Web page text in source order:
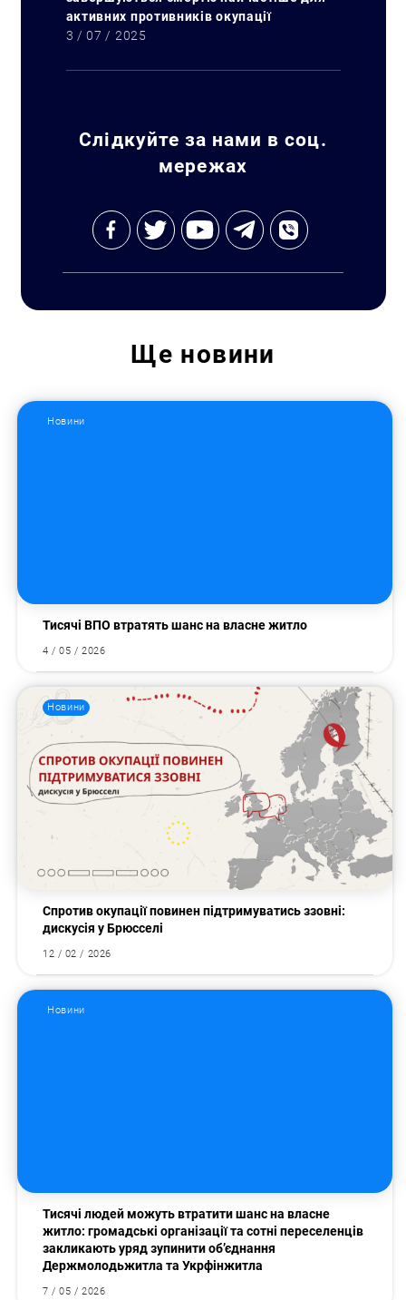
Пошук за запитом:
активних противників окупації
3 / 07 / 2025
Слідкуйте за нами в соц.
мережах
Ще новини
Новини
Тисячі ВПО втратять шанс на власне житло
4 / 05 / 2026
Новини
Спротив окупації повинен підтримуватись ззовні:
дискусія у Брюсселі
12 / 02 / 2026
Новини
Тисячі людей можуть втратити шанс на власне
житло: громадські організації та сотні переселенців
закликають уряд зупинити об’єднання
Держмолодьжитла та Укрфінжитла
7 / 05 / 2026